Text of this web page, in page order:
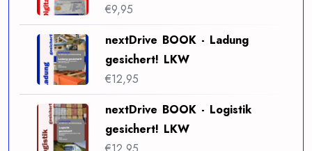
€9,95
nextDrive BOOK - Ladung
gesichert! LKW
€12,95
nextDrive BOOK - Logistik
gesichert! LKW